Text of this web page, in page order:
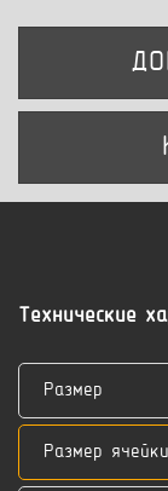
Технические
Размер
Размер